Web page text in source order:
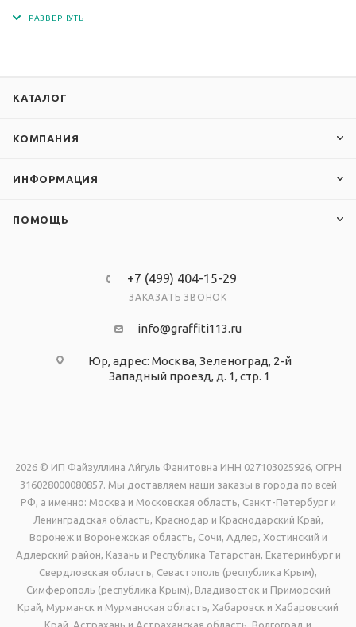
КАТАЛОГ
КОМПАНИЯ
ИНФОРМАЦИЯ
ПОМОЩЬ
+7 (499) 404-15-29
ЗАКАЗАТЬ ЗВОНОК
info@graffiti113.ru
Юр, адрес: Москва, Зеленоград, 2-й
Западный проезд, д. 1, стр. 1
2026 © ИП Файзуллина Айгуль Фанитовна ИНН 027103025926, ОГРН
316028000080857. Мы доставляем наши заказы в города по всей
РФ, а именно: Москва и Московская область, Санкт-Петербург и
Ленинградская область, Краснодар и Краснодарский Край,
Воронеж и Воронежская область, Сочи, Адлер, Хостинский и
Адлерский район, Казань и Республика Татарстан, Екатеринбург и
Свердловская область, Севастополь (республика Крым),
Симферополь (республика Крым), Владивосток и Приморский
Край, Мурманск и Мурманская область, Хабаровск и Хабаровский
Край, Астрахань и Астраханская область, Волгоград и